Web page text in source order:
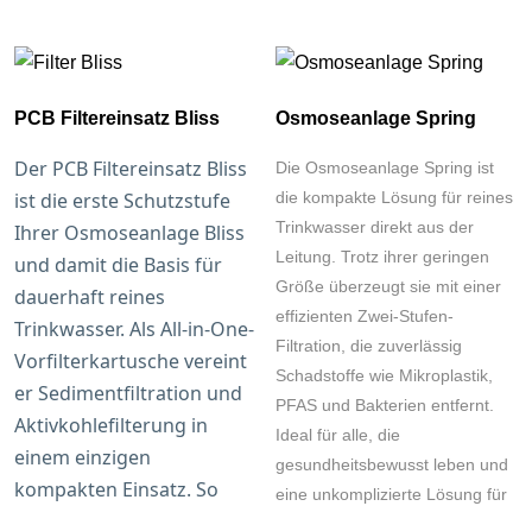
PCB Filtereinsatz Bliss
Der PCB Filtereinsatz Bliss
ist die erste Schutzstufe
Ihrer Osmoseanlage Bliss
und damit die Basis für
dauerhaft reines
Trinkwasser. Als All-in-One-
Vorfilterkartusche vereint
er Sedimentfiltration und
Aktivkohlefilterung in
einem einzigen
kompakten Einsatz. So
Osmoseanlage Spring
Die Osmoseanlage Spring ist
die kompakte Lösung für reines
Trinkwasser direkt aus der
Leitung. Trotz ihrer geringen
Größe überzeugt sie mit einer
effizienten Zwei-Stufen-
Filtration, die zuverlässig
Schadstoffe wie Mikroplastik,
PFAS und Bakterien entfernt.
Ideal für alle, die
gesundheitsbewusst leben und
eine unkomplizierte Lösung für